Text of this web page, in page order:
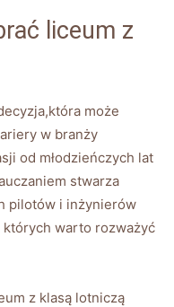
liceum z
może
w branży
od młodzieńczych lat
stwarza
pilotów i inżynierów
warto rozważyć
z klasą lotniczą